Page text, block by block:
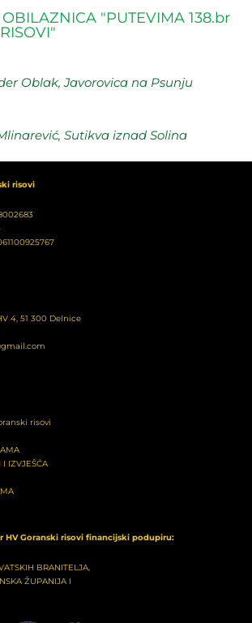
"PUTEVIMA 138.br
Oblak, Javorovica na Psunju
Sutikva iznad Solina
risovi
4, 51 300 Delnice
risovi
I IZVJEŠĆA
HV Goranski risovi financijski podupiru:
BRANITELJA,
ŽUPANIJA I